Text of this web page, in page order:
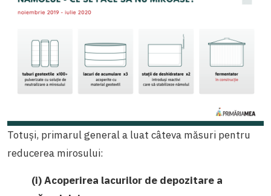
Totuși, primarul general a luat câteva măsuri pentru
reducerea mirosului:
(i) Acoperirea lacurilor de depozitare a